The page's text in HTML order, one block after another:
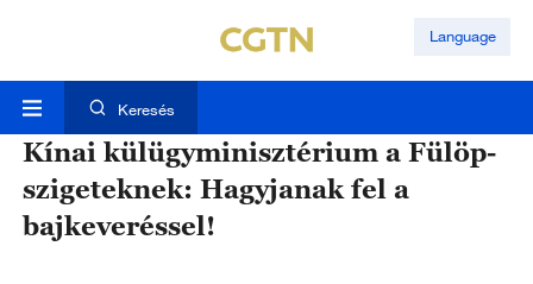
Language
Keresés
Kínai külügyminisztérium a Fülöp-
szigeteknek: Hagyjanak fel a
bajkeveréssel!